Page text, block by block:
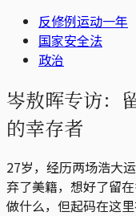
反修例运动一年
国家安全法
政治
岑敖晖专访：
的幸存者
27岁，经历两场浩大
弃了美籍，想好了留
做什么，但起码在这